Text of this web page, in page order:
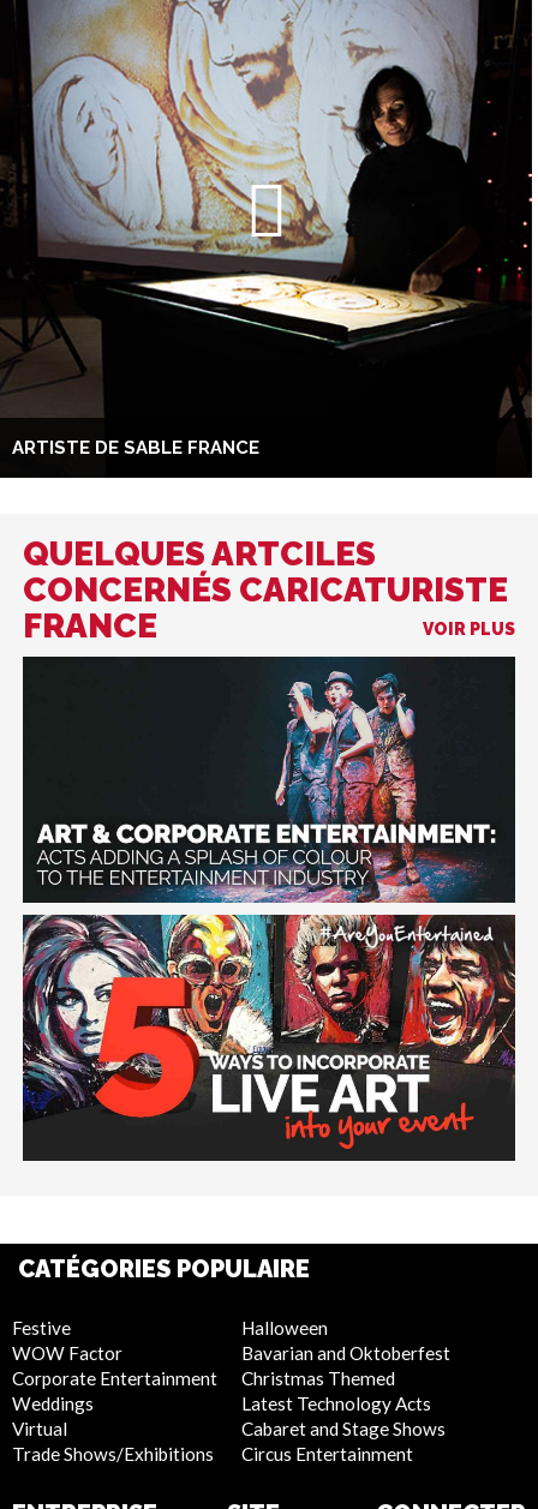
ARTISTE DE SABLE FRANCE
QUELQUES ARTCILES
CONCERNÉS CARICATURISTE
FRANCE
VOIR PLUS
CATÉGORIES POPULAIRE
Festive
WOW Factor
Corporate Entertainment
Weddings
Virtual
Trade Shows/Exhibitions
Halloween
Bavarian and Oktoberfest
Christmas Themed
Latest Technology Acts
Cabaret and Stage Shows
Circus Entertainment